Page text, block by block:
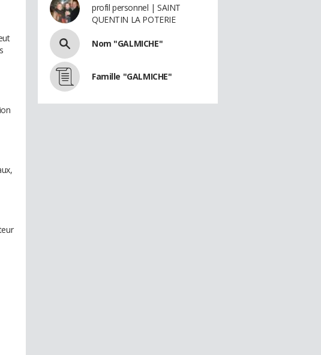
profil personnel | SAINT
QUENTIN LA POTERIE
Nom "GALMICHE"
Famille "GALMICHE"